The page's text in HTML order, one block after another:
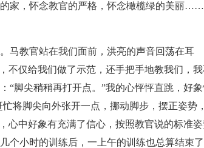
家，怀念教官的严格，怀念橄榄绿的美丽……
马教官站在我们面前，洪亮的声音回荡在耳
仅给我们做了示范，还手把手地教我们，
“脚尖稍稍再打开点。”我的心怦怦直跳，好象
将脚尖向外张开一点，挪动脚步，摆正姿势
心中好象有充满了信心，按照教官说的标准姿
个小时的训练后，一上午的训练也总算结束了